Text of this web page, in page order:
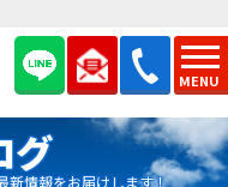
MENU
グ
新情報をお届けします！